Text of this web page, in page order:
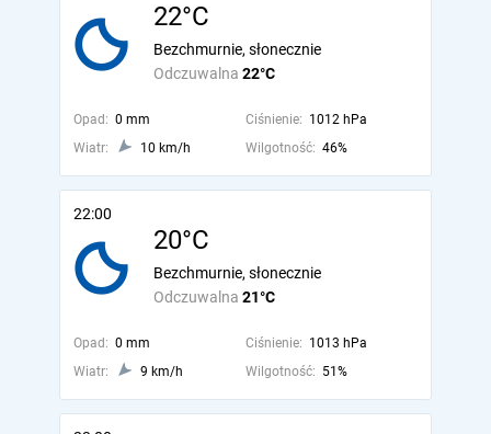
22°C
Odczuwalna 22°C
Bezchmurnie, słonecznie
Opad: 0 mm Ciśnienie: 1012 hPa
Wiatr:
10 km/h Wilgotność: 46%
22:00
20°C
Odczuwalna 21°C
Bezchmurnie, słonecznie
Opad: 0 mm Ciśnienie: 1013 hPa
Wiatr:
9 km/h Wilgotność: 51%